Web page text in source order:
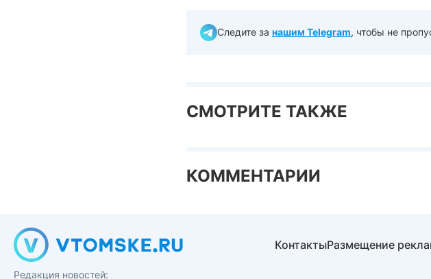
Следите за нашим Telegram, чтобы не
СМОТРИТЕ ТАКЖЕ
КОММЕНТАРИИ
Редакция новостей:
КонтактыРазмещение